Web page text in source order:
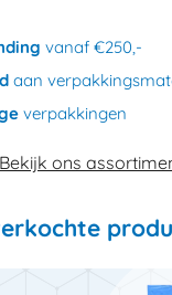
vanaf €250,-
aan
verpakkingen
Bekijk ons